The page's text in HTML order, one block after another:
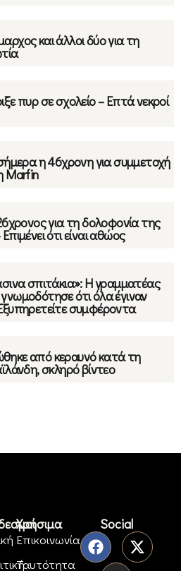
και άλλοι δύο για τη
πυρ σε σχολείο – Επτά νεκροί
η 46χρονη για συμμετοχή
Marfin
για τη δολοφονία της
ότι είναι αθώος
σπιτάκια»: Η γραμματέας
ότι όλα έγιναν
συμφέροντα
από κεραυνό κατά τη
σκληρό βίντεο
Χρήσιμα
Επικοινωνία
Ταυτότητα
Social